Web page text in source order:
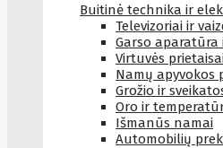
Buitinė technika ir
Televizoriai ir
Garso aparatūra
Virtuvės
Namų apyvokos
Grožio ir
Oro ir
Išmanūs namai
Automobilių